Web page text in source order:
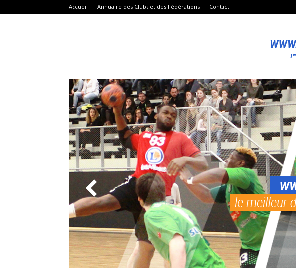
Accueil Annuaire des Clubs et des Fédérations Contact